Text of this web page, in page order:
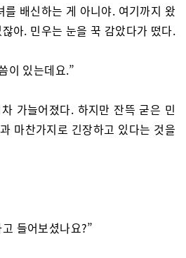
배신하는 게 아니야. 여기까지 왔
아. 민우는 눈을 꾹 감았다가 떴다.
이 있는데요.”
가늘어졌다. 하지만 잔뜩 굳은 민
마찬가지로 긴장하고 있다는 것을
들어보셨나요?”